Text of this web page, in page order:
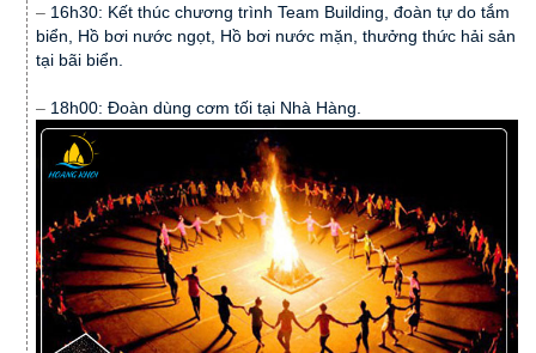
– 16h30: Kết thúc chương trình Team Building, đoàn tự do tắm
biển, Hồ bơi nước ngọt, Hồ bơi nước mặn, thưởng thức hải sản
tại bãi biển.
– 18h00: Đoàn dùng cơm tối tại Nhà Hàng.